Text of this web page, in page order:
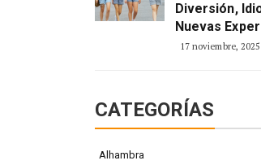
Diversión,
Nuevas
17 noviembre, 2025
CATEGORÍAS
Alhambra